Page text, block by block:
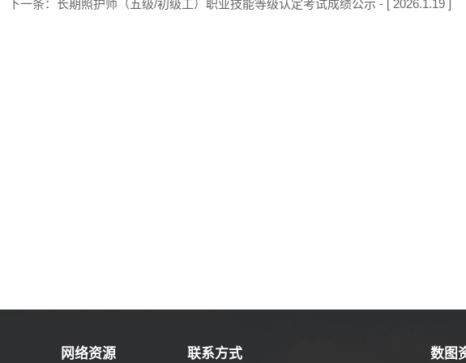
下一条：长期照护师（五级/初级工）职业技能等级认定考试成绩公示 - [ 2026.1.19 ]
网络资源 联系方式 数图